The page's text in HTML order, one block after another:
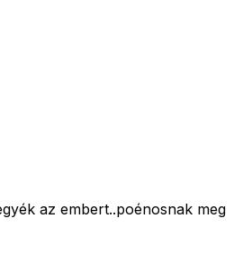
az embert..poénosnak meg